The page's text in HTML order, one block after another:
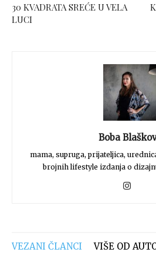
30 KVADRATA SREĆE U VELA
LUCI
Boba
mama, supruga, prijateljica,
brojnih lifestyle izdanja o
VEZANI ČLANCI VIŠE OD